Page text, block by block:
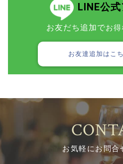
LINE公
お友だち追加でお得
お友達追加はこ
お気軽にお問合